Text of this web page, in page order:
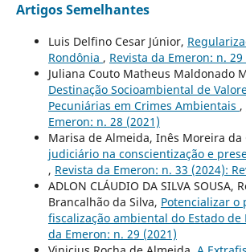
Artigos Semelhantes
Luis Delfino Cesar Júnior,
Rondônia , Revista da Emeron: n. 29
Juliana Couto Matheus Maldonado
Destinação Socioambiental de
Pecuniárias em Crimes Ambientais ,
Emeron: n. 28 (2021)
Marisa de Almeida, Inês Moreira da
judiciário na conscientização e
, Revista da Emeron: n. 33 (2024):
ADLON CLÁUDIO DA SILVA SOUSA,
Brancalhão da Silva, Potencializar o
fiscalização ambiental do Estado de
da Emeron: n. 29 (2021)